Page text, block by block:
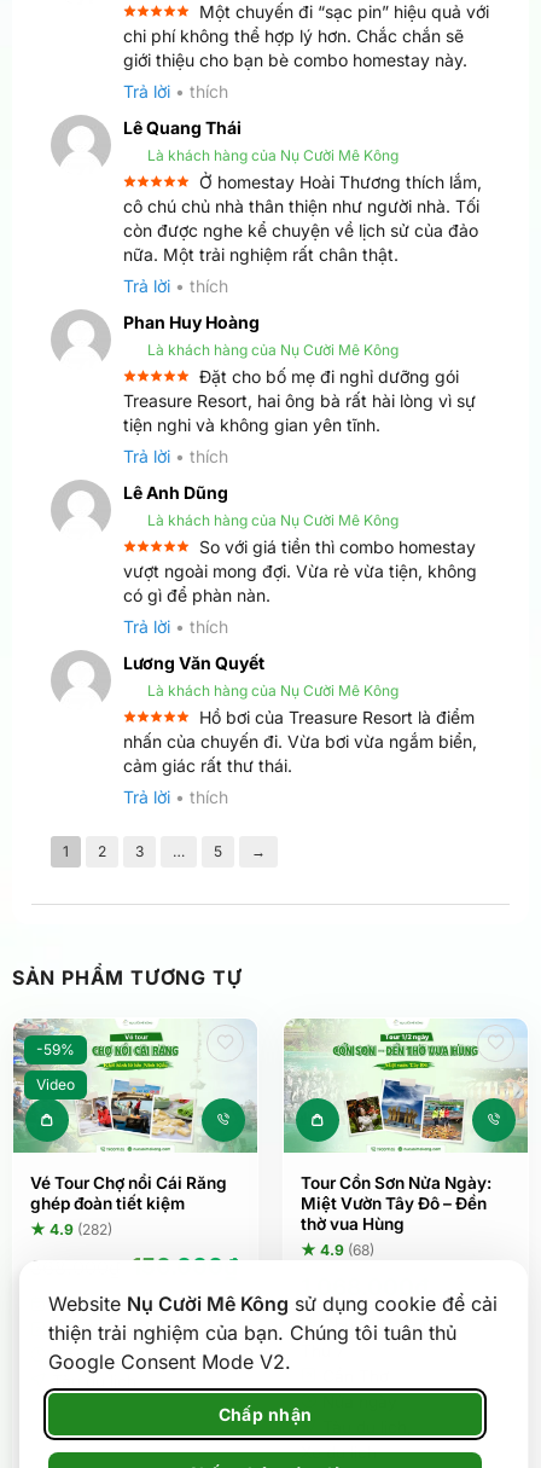
Website Nụ Cười Mê Kông sử dụng cookie để cải
thiện trải nghiệm của bạn. Chúng tôi tuân thủ
Google Consent Mode V2.
Chấp nhận
Được xếp
hạng5 5
sao
Một chuyến đi “sạc pin” hiệu quả với
chi phí không thể hợp lý hơn. Chắc chắn sẽ
giới thiệu cho bạn bè combo homestay này.
Trả lời • thích
Lê Quang Thái
Là khách hàng của Nụ Cười Mê Kông
Được xếp
hạng55
sao
Ở homestay Hoài Thương thích lắm,
cô chú chủ nhà thân thiện như người nhà. Tối
còn được nghe kể chuyện về lịch sử của đảo
nữa. Một trải nghiệm rất chân thật.
Trả lời • thích
Phan Huy Hoàng
Là khách hàng của Nụ Cười Mê Kông
Được xếp
hạng55
sao
Đặt cho bố mẹ đi nghỉ dưỡng gói
Treasure Resort, hai ông bà rất hài lòng vì sự
tiện nghi và không gian yên tĩnh.
Trả lời • thích
Lê Anh Dũng
Là khách hàng của Nụ Cười Mê Kông
Được xếp
hạng55
sao
So với giá tiền thì combo homestay
vượt ngoài mong đợi. Vừa rẻ vừa tiện, không
có gì để phàn nàn.
Trả lời • thích
Lương Văn Quyết
Là khách hàng của Nụ Cười Mê Kông
Được xếp
hạng 5 5
sao
Hồ bơi của Treasure Resort là điểm
nhấn của chuyến đi. Vừa bơi vừa ngắm biển,
cảm giác rất thư thái.
Trả lời • thích
1 2 3 … 5 →
SẢN PHẨM TƯƠNG TỰ
-59%
Video
Vé Tour Chợ nổi Cái Răng
ghép đoàn tiết kiệm
★ 4.9 (282)
368.000 Giá
là:
368.000₫.
150.000 ₫Giá
hiện
tại
là:
150.000₫.
5:00,Hàng ngày
Bến Ninh Kiều
2 giờ
Tour Cồn Sơn Nửa Ngày:
Miệt Vườn Tây Đô – Đền
thờ vua Hùng
★ 4.9 (68)
Chủ nhật,Thứ 6,
Thứ 7
Xe du lịch